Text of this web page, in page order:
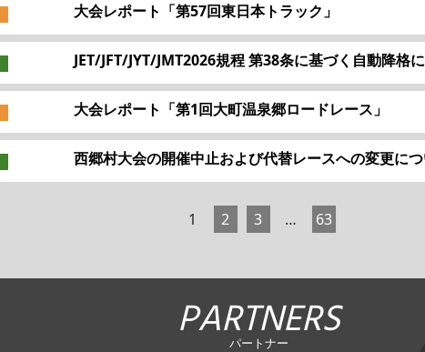
大会レポート「第57回東日本トラック」
JET/JFT/JYT/JMT2026規程 第38条に基づく自動降格
大会レポート「第1回大町温泉郷ロードレース」
西郷村大会の開催中止および代替レースへの変更に
1 2 3 … 63
PARTNERS
パートナー